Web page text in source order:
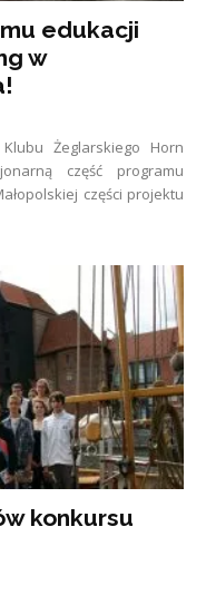
edukacji
w
Żeglarskiego Horn
część programu
części projektu
konkursu